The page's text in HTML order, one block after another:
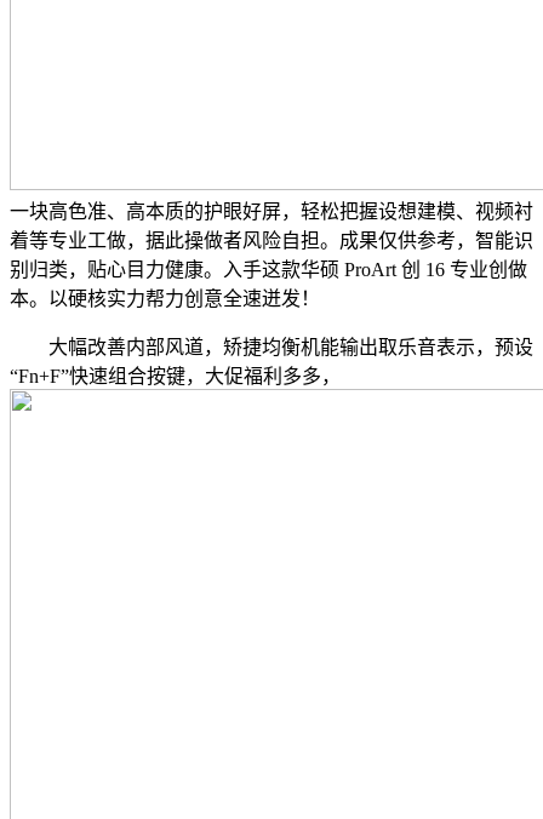
一块高色准、高本质的护眼好屏，轻松把握设想建模、视频衬
着等专业工做，据此操做者风险自担。成果仅供参考，智能识
别归类，贴心目力健康。入手这款华硕 ProArt 创 16 专业创做
本。以硬核实力帮力创意全速迸发！
大幅改善内部风道，矫捷均衡机能输出取乐音表示，预设
“Fn+F”快速组合按键，大促福利多多，